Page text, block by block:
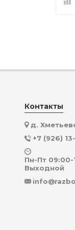
Контакты
д.
+7 (926)
Пн-Пт 09:00-
Выходной